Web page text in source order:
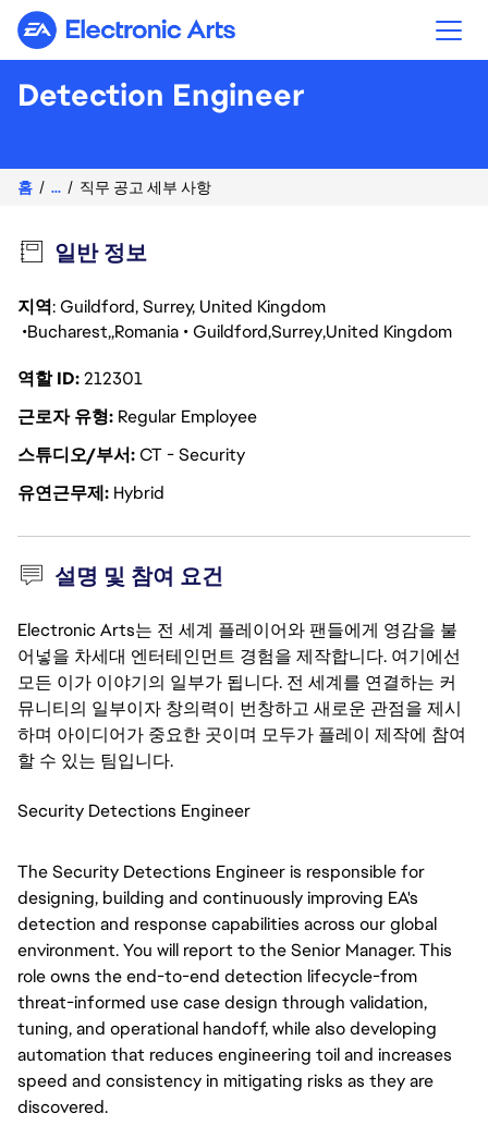
Electronic Arts
Detection Engineer
홈 ... 직무 공고 세부 사항
일반 정보
지역: Guildford, Surrey, United Kingdom
Bucharest Romania GuildfordSurreyUnited Kingdom
역할 ID212301
근로자 유형 Regular Employee
스튜디오/부서CT - Security
유연근무제 Hybrid
설명 및 참여 요건
Electronic Arts는 전 세계 플레이어와 팬들에게 영감을 불
어넣을 차세대 엔터테인먼트 경험을 제작합니다. 여기에선
모든 이가 이야기의 일부가 됩니다. 전 세계를 연결하는 커
뮤니티의 일부이자 창의력이 번창하고 새로운 관점을 제시
하며 아이디어가 중요한 곳이며 모두가 플레이 제작에 참여
할 수 있는 팀입니다.
Security Detections Engineer
The Security Detections Engineer is responsible for
designing, building and continuously improving EA's
detection and response capabilities across our global
environment. You will report to the Senior Manager. This
role owns the end-to-end detection lifecycle-from
threat-informed use case design through validation,
tuning, and operational handoff, while also developing
automation that reduces engineering toil and increases
speed and consistency in mitigating risks as they are
discovered.